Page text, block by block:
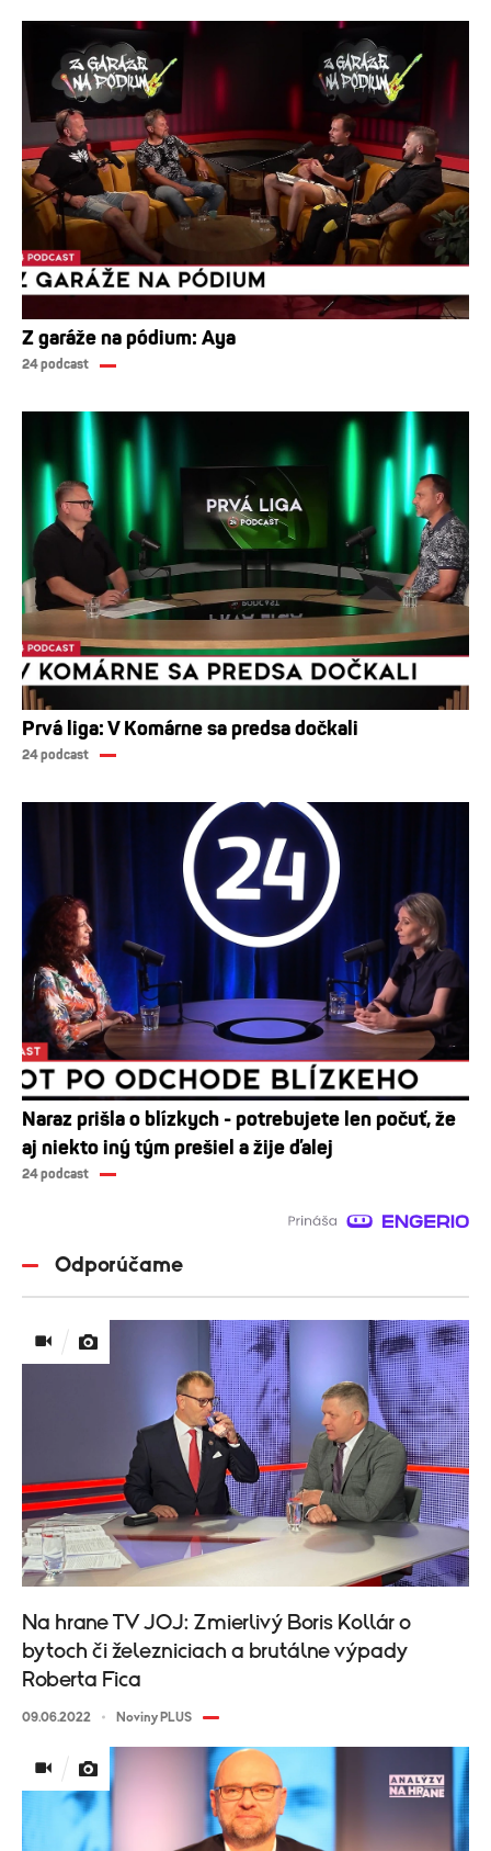
Z garáže na pódium: Aya
24 podcast
Prvá liga: V Komárne sa predsa dočkali
24 podcast
Naraz prišla o blízkych - potrebujete len počuť, že
aj niekto iný tým prešiel a žije ďalej
24 podcast
Odporúčame
Na hrane TV JOJ: Zmierlivý Boris Kollár o
bytoch či železniciach a brutálne výpady
Roberta Fica
09.06.2022 Noviny PLUS